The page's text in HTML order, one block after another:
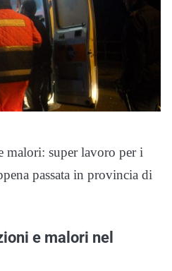
malori: super lavoro per i
passata in provincia di
e malori nel